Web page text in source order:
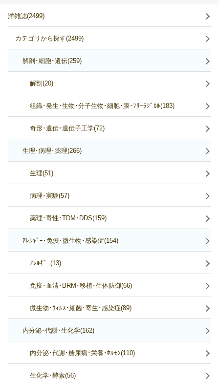
洋雑誌(2499)
カテゴリから探す(2499)
解剖･細胞･遺伝(259)
解剖(20)
組織･発生･生物･分子生物･細胞･膜･ﾌﾘｰﾗｼﾞｶﾙ(183)
奇形･遺伝･遺伝子工学(72)
生理･病理･薬理(266)
生理(51)
病理･実験(57)
薬理･毒性･TDM･DDS(159)
ｱﾚﾙｷﾞｰ･免疫･微生物･感染症(154)
ｱﾚﾙｷﾞｰ(13)
免疫･血清･BRM･移植･生体防御(66)
微生物･ｳｨﾙｽ･細菌･寄生･感染症(89)
内分泌･代謝･生化学(162)
内分泌･代謝･糖尿病･栄養･ﾎﾙﾓﾝ(110)
生化学･酵素(56)